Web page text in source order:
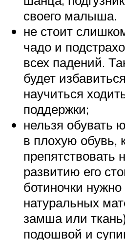
своего малыша.
не стоит
чадо и
всех падений.
будет
научиться
поддержки;
нельзя обувать
в плохую обувь,
препятствовать
развитию его
ботиночки
натуральных
замша или
подошвой и